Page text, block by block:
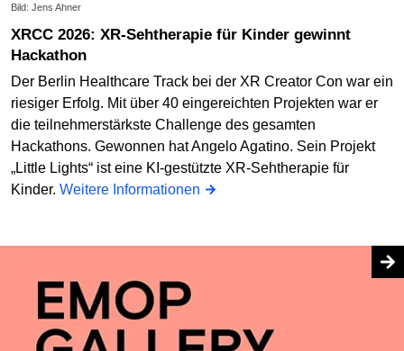
Bild: Jens Ahner
XRCC 2026: XR-Sehtherapie für Kinder gewinnt
Hackathon
Der Berlin Healthcare Track bei der XR Creator Con war ein
riesiger Erfolg. Mit über 40 eingereichten Projekten war er
die teilnehmerstärkste Challenge des gesamten
Hackathons. Gewonnen hat Angelo Agatino. Sein Projekt
„Little Lights“ ist eine KI-gestützte XR-Sehtherapie für
Kinder. Weitere Informationen